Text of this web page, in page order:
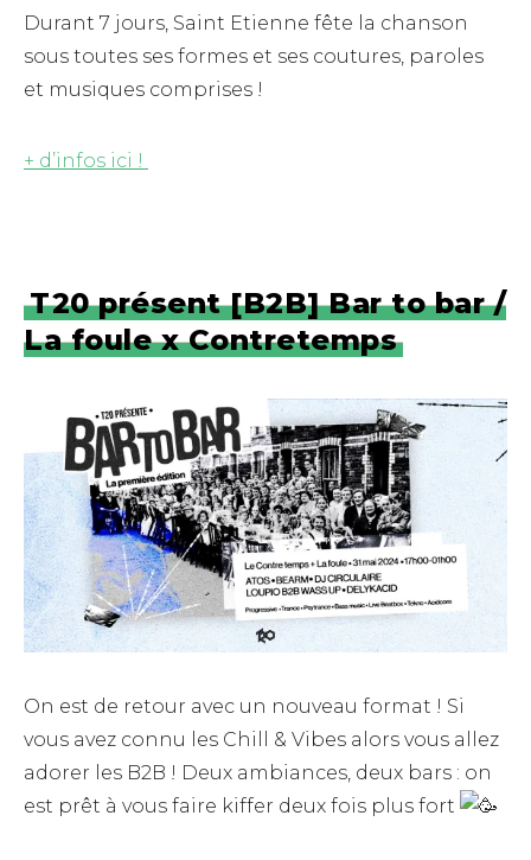
Durant 7 jours, Saint Etienne fête la chanson
sous toutes ses formes et ses coutures, paroles
et musiques comprises !
+ d’infos ici !
T20 présent [B2B] Bar to bar /
La foule x Contretemps
On est de retour avec un nouveau format ! Si
vous avez connu les Chill & Vibes alors vous allez
adorer les B2B ! Deux ambiances, deux bars : on
est prêt à vous faire kiffer deux fois plus fort